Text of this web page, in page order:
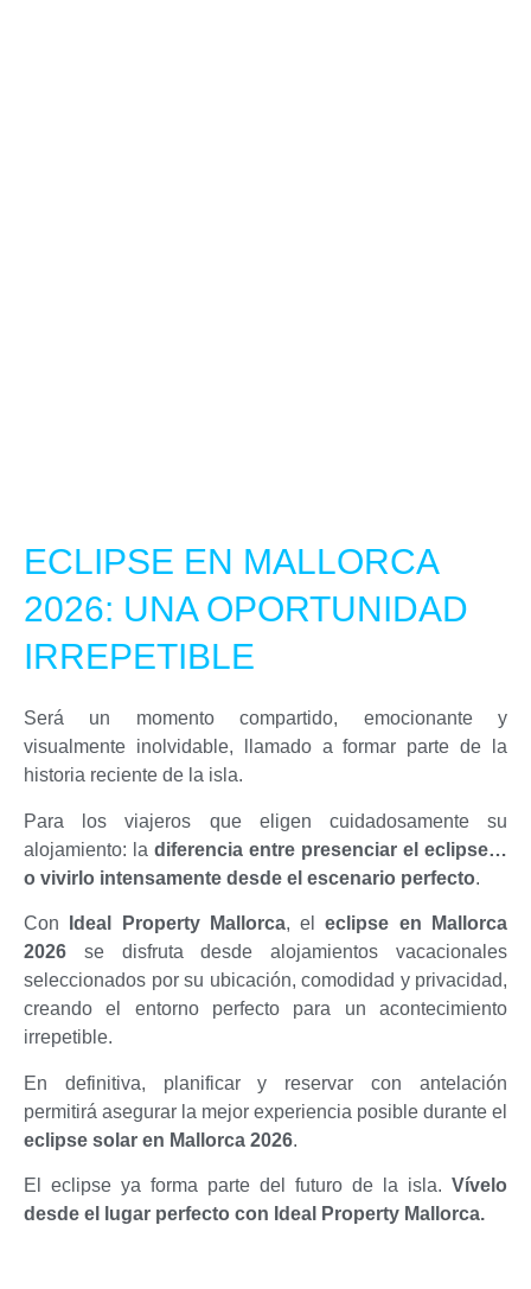
ECLIPSE EN MALLORCA
2026: UNA OPORTUNIDAD
IRREPETIBLE
Será un momento compartido, emocionante y
visualmente inolvidable, llamado a formar parte de la
historia reciente de la isla.
Para los viajeros que eligen cuidadosamente su
alojamiento: la diferencia entre presenciar el eclipse…
o vivirlo intensamente desde el escenario perfecto.
Con Ideal Property Mallorca, eleclipse en Mallorca
2026 se disfruta desde alojamientos vacacionales
seleccionados por su ubicación, comodidad y privacidad,
creando el entorno perfecto para un acontecimiento
irrepetible.
En definitiva, planificar y reservar con antelación
permitirá asegurar la mejor experiencia posible durante el
eclipse solar en Mallorca 2026.
El eclipse ya forma parte del futuro de la isla. Vívelo
desde el lugar perfecto con Ideal Property Mallorca.